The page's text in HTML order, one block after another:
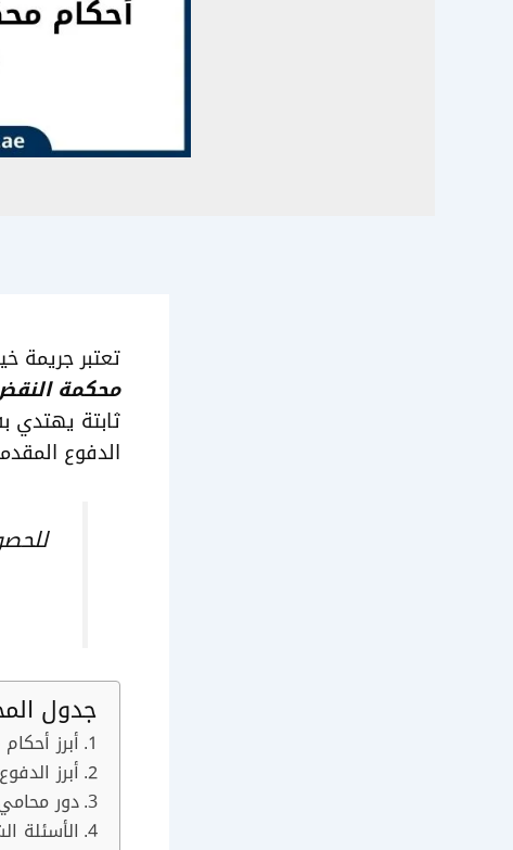
تعتبر جريمة
محكمة
ثابتة يهتدي
الدفوع
جدول
أبرز
أبرز
دور
الأسئلة